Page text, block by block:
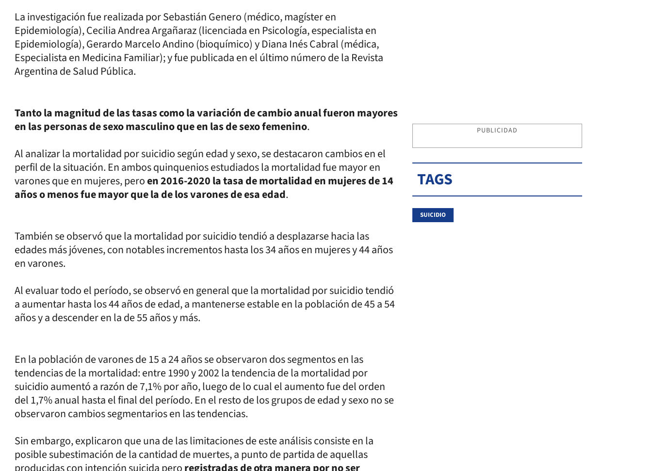
La investigación fue realizada por Sebastián Genero (médico, magíster en
Epidemiología), Cecilia Andrea Argañaraz (licenciada en Psicología, especialista en
Epidemiología), Gerardo Marcelo Andino (bioquímico) y Diana Inés Cabral (médica,
Especialista en Medicina Familiar); y fue publicada en el último número de la Revista
Argentina de Salud Pública.
Tanto la magnitud de las tasas como la variación de cambio anual fueron mayores
en las personas de sexo masculino que en las de sexo femenino.
Al analizar la mortalidad por suicidio según edad y sexo, se destacaron cambios en el
perfil de la situación. En ambos quinquenios estudiados la mortalidad fue mayor en
varones que en mujeres, peroen 2016-2020 la tasa de mortalidad en mujeres de 14
años o menos fue mayor que la de los varones de esa edad.
También se observó que la mortalidad por suicidio tendió a desplazarse hacia las
edades más jóvenes, con notables incrementos hasta los 34 años en mujeres y 44 años
en varones.
Al evaluar todo el período, se observó en general que la mortalidad por suicidio tendió
a aumentar hasta los 44 años de edad, a mantenerse estable en la población de 45 a 54
años y a descender en la de 55 años y más.
En la población de varones de 15 a 24 años se observaron dos segmentos en las
tendencias de la mortalidad: entre 1990 y 2002 la tendencia de la mortalidad por
suicidio aumentó a razón de 7,1% por año, luego de lo cual el aumento fue del orden
del 1,7% anual hasta el final del período. En el resto de los grupos de edad y sexo no se
observaron cambios segmentarios en las tendencias.
Sin embargo, explicaron que una de las limitaciones de este análisis consiste en la
posible subestimación de la cantidad de muertes, a punto de partida de aquellas
PUBLICIDAD
TAGS
SUICIDIO